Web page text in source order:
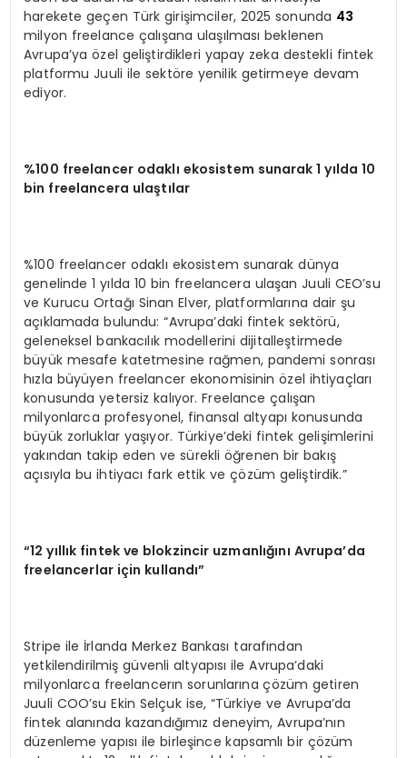
harekete geçen Türk girişimciler, 2025 sonunda 43
milyon freelance çalışana ulaşılması beklenen
Avrupa’ya özel geliştirdikleri yapay zeka destekli fintek
platformu Juuli ile sektöre yenilik getirmeye devam
ediyor.
%100 freelancer odaklı ekosistem sunarak 1 yılda 10
bin freelancera ulaştılar
%100 freelancer odaklı ekosistem sunarak dünya
genelinde 1 yılda 10 bin freelancera ulaşan Juuli CEO’su
ve Kurucu Ortağı Sinan Elver, platformlarına dair şu
açıklamada bulundu: “Avrupa’daki fintek sektörü,
geleneksel bankacılık modellerini dijitalleştirmede
büyük mesafe katetmesine rağmen, pandemi sonrası
hızla büyüyen freelancer ekonomisinin özel ihtiyaçları
konusunda yetersiz kalıyor. Freelance çalışan
milyonlarca profesyonel, finansal altyapı konusunda
büyük zorluklar yaşıyor. Türkiye’deki fintek gelişimlerini
yakından takip eden ve sürekli öğrenen bir bakış
açısıyla bu ihtiyacı fark ettik ve çözüm geliştirdik.”
“12 yıllık fintek ve blokzincir uzmanlığını Avrupa’da
freelancerlar için kullandı”
Stripe ile İrlanda Merkez Bankası tarafından
yetkilendirilmiş güvenli altyapısı ile Avrupa’daki
milyonlarca freelancerın sorunlarına çözüm getiren
Juuli COO’su Ekin Selçuk ise, “Türkiye ve Avrupa’da
fintek alanında kazandığımız deneyim, Avrupa’nın
düzenleme yapısı ile birleşince kapsamlı bir çözüm